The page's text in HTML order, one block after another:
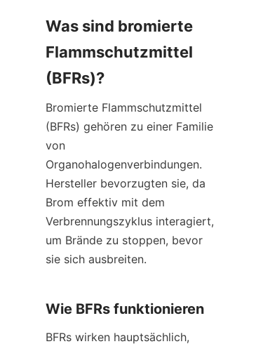
Was sind bromierte
Flammschutzmittel
(BFRs)?
Bromierte Flammschutzmittel
(BFRs) gehören zu einer Familie
von
Organohalogenverbindungen.
Hersteller bevorzugten sie, da
Brom effektiv mit dem
Verbrennungszyklus interagiert,
um Brände zu stoppen, bevor
sie sich ausbreiten.
Wie BFRs funktionieren
BFRs wirken hauptsächlich,